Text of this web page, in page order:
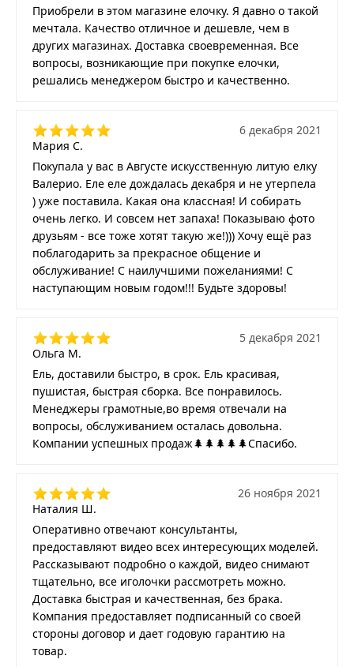
Приобрели в этом магазине елочку. Я давно о такой
мечтала. Качество отличное и дешевле, чем в
других магазинах. Доставка своевременная. Все
вопросы, возникающие при покупке елочки,
решались менеджером быстро и качественно.
Мария С.
6 декабря 2021
Покупала у вас в Августе искусственную литую елку
Валерио. Еле еле дождалась декабря и не утерпела
) уже поставила. Какая она классная! И собирать
очень легко. И совсем нет запаха! Показываю фото
друзьям - все тоже хотят такую же!))) Хочу ещё раз
поблагодарить за прекрасное общение и
обслуживание! С наилучшими пожеланиями! С
наступающим новым годом!!! Будьте здоровы!
Ольга М.
5 декабря 2021
Ель, доставили быстро, в срок. Ель красивая,
пушистая, быстрая сборка. Все понравилось.
Менеджеры грамотные,во время отвечали на
вопросы, обслуживанием осталась довольна.
Компании успешных продаж🌲🌲🌲🌲🌲Спасибо.
Наталия Ш.
26 ноября 2021
Оперативно отвечают консультанты,
предоставляют видео всех интересующих моделей.
Рассказывают подробно о каждой, видео снимают
тщательно, все иголочки рассмотреть можно.
Доставка быстрая и качественная, без брака.
Компания предоставляет подписанный со своей
стороны договор и дает годовую гарантию на
товар.